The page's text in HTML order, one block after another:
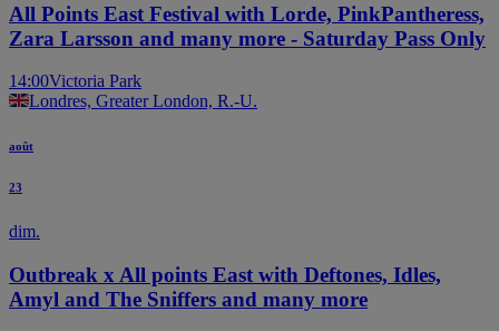
All Points East Festival with Lorde, PinkPantheress,
Zara Larsson and many more - Saturday Pass Only
14:00Victoria Park
Londres, Greater London, R.-U.
août
23
dim.
Outbreak x All points East with Deftones, Idles,
Amyl and The Sniffers and many more